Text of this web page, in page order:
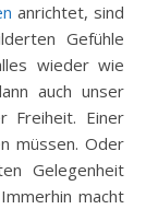
anrichtet, sind
Gefühle
wieder wie
auch unser
Freiheit. Einer
müssen. Oder
Gelegenheit
macht